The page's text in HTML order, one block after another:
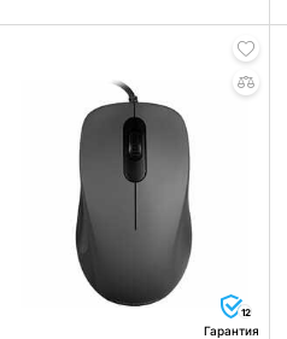
12
Гарантия